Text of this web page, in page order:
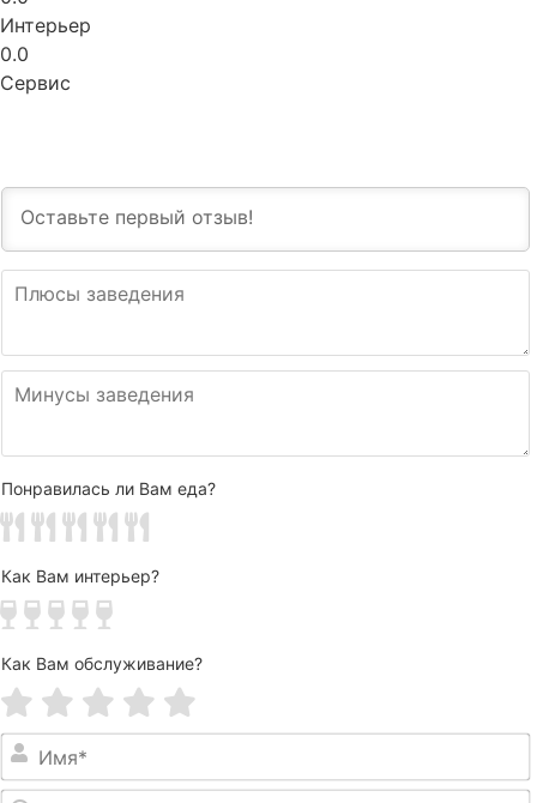
Интерьер
0.0
Сервис
Понравилась ли Вам еда?
Как Вам интерьер?
Как Вам обслуживание?